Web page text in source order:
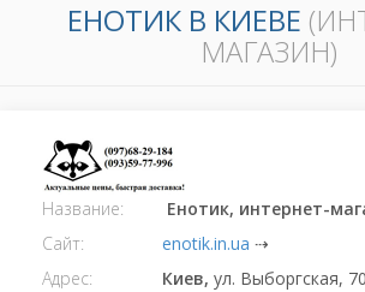
ЕНОТИК В КИЕВЕ
МАГАЗИН)
Название: Енотик, интернет-
Сайт:
enotik.in.ua ⇢
Адрес:
Киев, ул. Выборгская, 70